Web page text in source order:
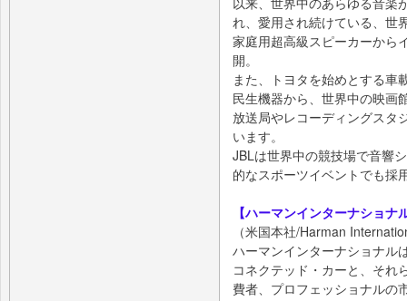
れ、愛用され続けている、世
家庭用超高級スピーカーから
開。
また、トヨタを始めとする車
民生機器から、世界中の映画
放送局やレコーディングスタ
います。
JBLは世界中の競技場で音響
的なスポーツイベントでも採
【ハーマンインターナショナ
（米国本社/Harman
ハーマンインターナショナル
コネクテッド・カーと、それ
費者、プロフェッショナルの